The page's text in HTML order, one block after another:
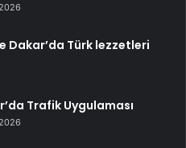
Dakar’da Türk lezzetleri
Trafik Uygulaması